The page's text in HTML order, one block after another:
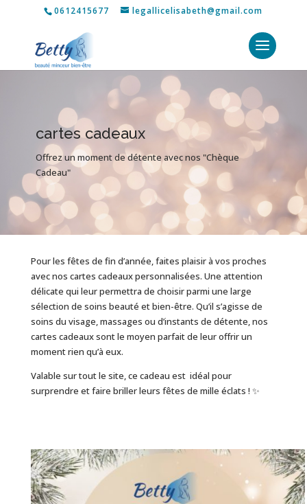
0612415677 legallicelisabeth@gmail.com
cartes cadeaux
Offrez un moment de détente avec nos "Chèque
Cadeau"
Pour les fêtes de fin d’année, faites plaisir à vos proches
avec nos cartes cadeaux personnalisées. Une attention
délicate qui leur permettra de choisir parmi une large
sélection de soins beauté et bien-être. Qu’il s’agisse de
soins du visage, massages ou d’instants de détente, nos
cartes cadeaux sont le moyen parfait de leur offrir un
moment rien qu’à eux.
Valable sur tout le site, ce cadeau est idéal pour
surprendre et faire briller leurs fêtes de mille éclats ! ✨